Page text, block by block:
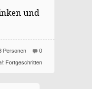
und
0
Personen
Fortgeschritten